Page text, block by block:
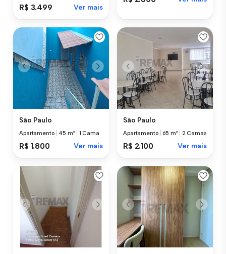
R$ 3.499 Ver mais
São Paulo
Apartamento 45 m² 1 Cama
R$ 1.800 Ver mais
São Paulo
Apartamento 65 m² 2 Camas
R$ 2.100 Ver mais